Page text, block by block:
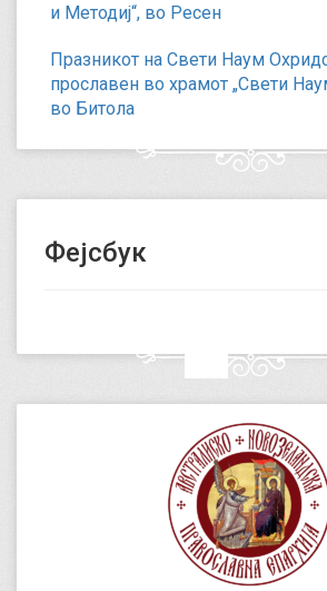
и Методиј“, во Ресен
Празникот на Свети Наум
прославен во храмот „Свети
во Битола
Фејсбук